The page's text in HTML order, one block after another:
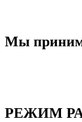
Мы
РЕЖИМ